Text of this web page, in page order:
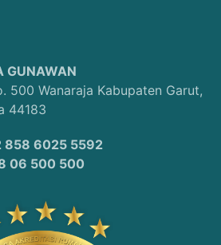
GUNAWAN
500 Wanaraja Kabupaten Garut,
44183
858 6025 5592
06 500 500